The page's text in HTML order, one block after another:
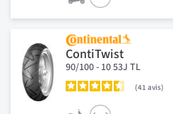
ContiTwist
90/100 - 10 53J TL
41 avis